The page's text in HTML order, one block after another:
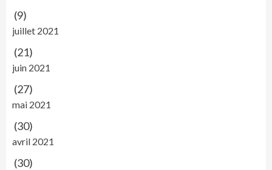
(9)
juillet 2021
(21)
juin 2021
(27)
mai 2021
(30)
avril 2021
(30)